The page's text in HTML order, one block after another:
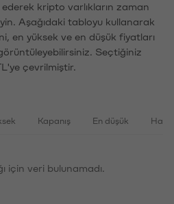
kripto varlıkların zaman
Aşağıdaki tabloyu kullanarak
en yüksek ve en düşük fiyatları
Seçtiğiniz
çevrilmiştir.
Kapanış En düşük
için veri bulunamadı.